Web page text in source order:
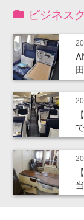
ビジネス